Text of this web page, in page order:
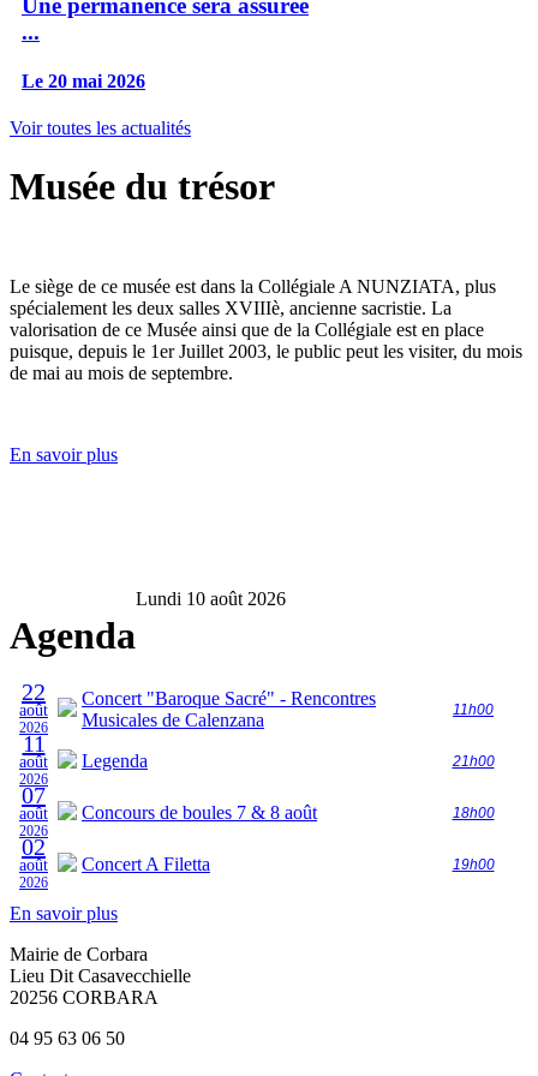
...
Le 20 mai 2026
Voir toutes les actualités
Musée du trésor
Le siège de ce musée est dans la Collégiale A NUNZIATA, plus
spécialement les deux salles XVIIIè, ancienne sacristie. La
valorisation de ce Musée ainsi que de la Collégiale est en place
puisque, depuis le 1er Juillet 2003, le public peut les visiter, du mois
de mai au mois de septembre.
En savoir plus
Agenda
Lundi 10 août 2026
22
août
2026
Concert "Baroque Sacré" - Rencontres
Musicales de Calenzana
11h00
11
août
2026
Legenda 21h00
07
août
2026
Concours de boules 7 & 8 août 18h00
02
août
2026
Concert A Filetta 19h00
En savoir plus
Mairie de Corbara
Lieu Dit Casavecchielle
20256 CORBARA
04 95 63 06 50